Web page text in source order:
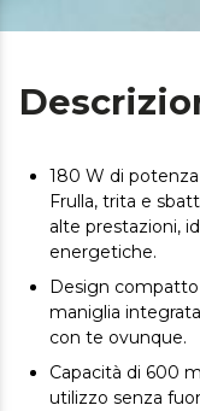
180 W di
Frulla, trita e
alte prestazioni,
energetiche.
Design
maniglia
con te ovunque.
Capacità di 600
utilizzo senza